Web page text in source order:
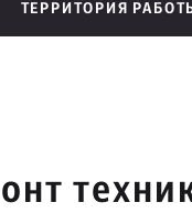
ТЕРРИТОРИЯ